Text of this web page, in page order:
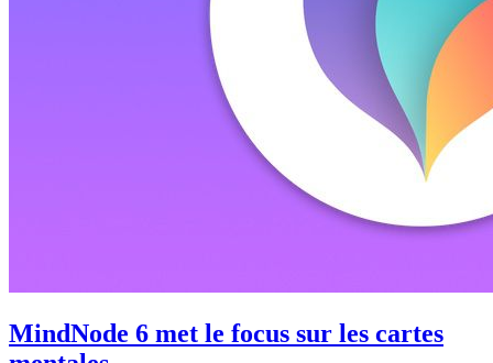
MindNode 6 met le focus sur les cartes